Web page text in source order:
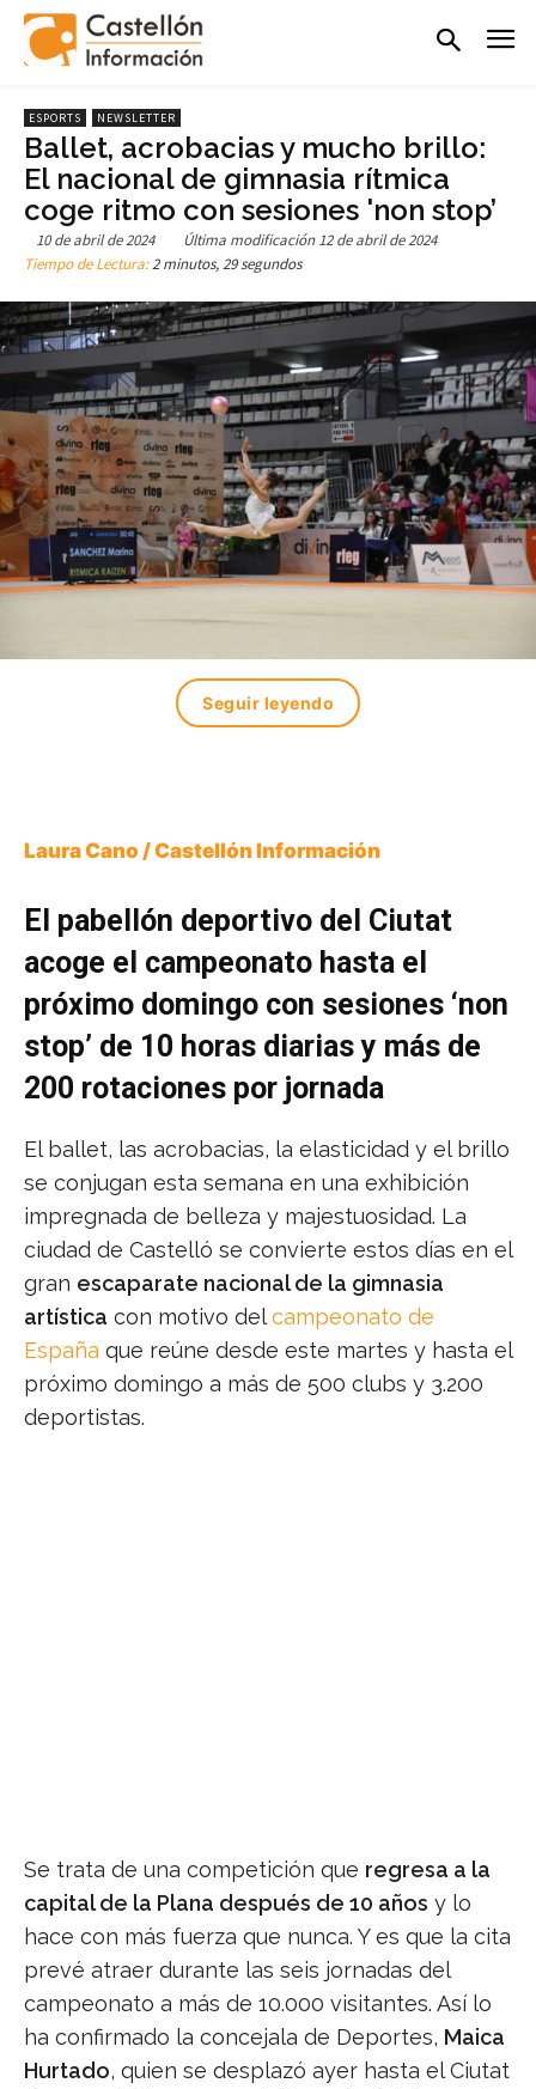
ESPORTS NEWSLETTER
Ballet, acrobacias y mucho brillo:
El nacional de gimnasia rítmica
coge ritmo con sesiones 'non stop’
10 de abril de 2024 Última modificación 12 de abril de 2024
Tiempo de Lectura:2 minutos, 29 segundos
Seguir leyendo
Laura Cano / Castellón Información
El pabellón deportivo del Ciutat
acoge el campeonato hasta el
próximo domingo con sesiones ‘non
stop’ de 10 horas diarias y más de
200 rotaciones por jornada
El ballet, las acrobacias, la elasticidad y el brillo
se conjugan esta semana en una exhibición
impregnada de belleza y majestuosidad. La
ciudad de Castelló se convierte estos días en el
gran escaparate nacional de la gimnasia
artística con motivo delcampeonato de
España que reúne desde este martes y hasta el
próximo domingo a más de 500 clubs y 3.200
deportistas.
Se trata de una competición que regresa a la
capital de la Plana después de 10 años y lo
hace con más fuerza que nunca. Y es que la cita
prevé atraer durante las seis jornadas del
campeonato a más de 10.000 visitantes. Así lo
ha confirmado la concejala de Deportes, Maica
Hurtado, quien se desplazó ayer hasta el Ciutat